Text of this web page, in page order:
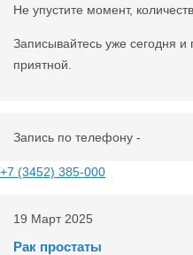
Не упустите момент,
Записывайтесь уже сегодня и
приятной.
Запись по телефону -
+7 (3452) 385-000
19 Март 2025
Рак простаты